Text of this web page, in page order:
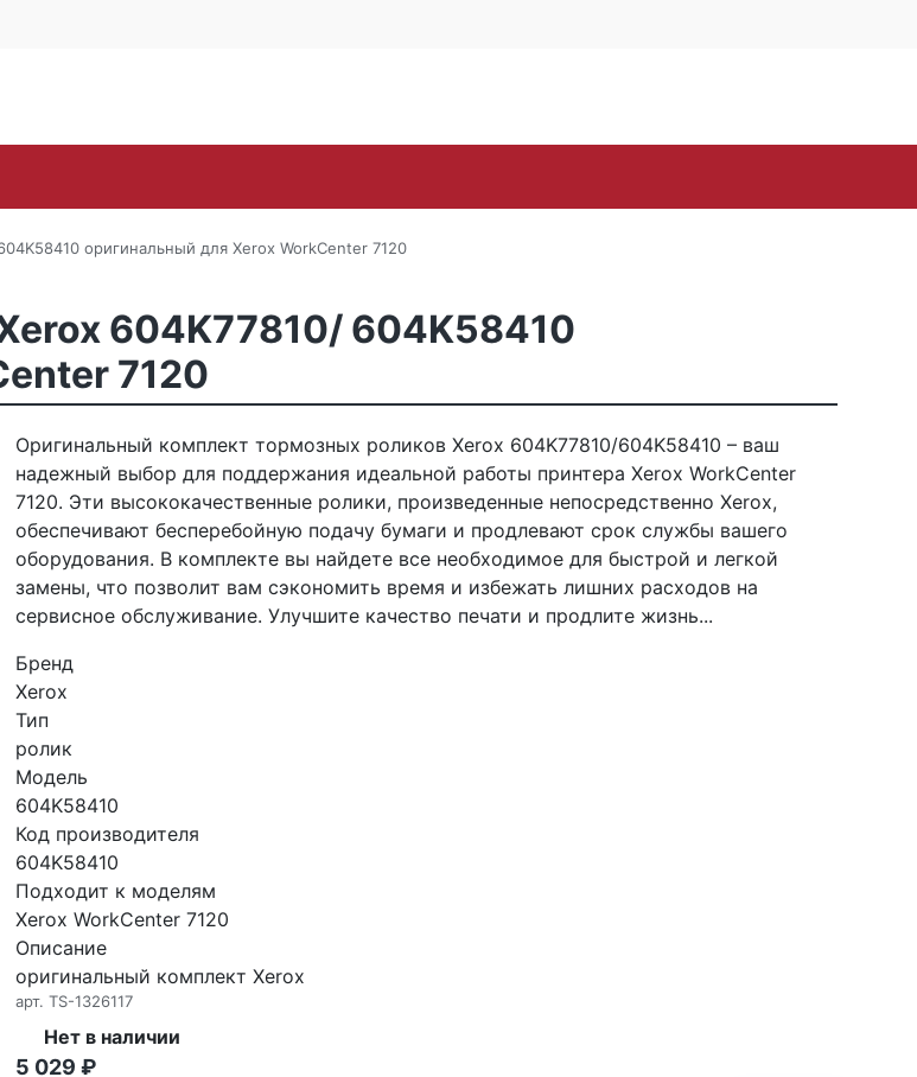
оригинальный для Xerox WorkCenter 7120
604K77810/ 604K58410
7120
Оригинальный комплект тормозных роликов Xerox 604K77810/604K58410 – ваш
надежный выбор для поддержания идеальной работы принтера Xerox WorkCenter
7120. Эти высококачественные ролики, произведенные непосредственно Xerox,
обеспечивают бесперебойную подачу бумаги и продлевают срок службы вашего
оборудования. В комплекте вы найдете все необходимое для быстрой и легкой
замены, что позволит вам сэкономить время и избежать лишних расходов на
сервисное обслуживание. Улучшите качество печати и продлите жизнь...
Бренд
Xerox
Тип
ролик
Модель
604K58410
Код производителя
604K58410
Подходит к моделям
Xerox WorkCenter 7120
Описание
оригинальный комплект Xerox
арт. TS-1326117
Нет в наличии
5 029 ₽